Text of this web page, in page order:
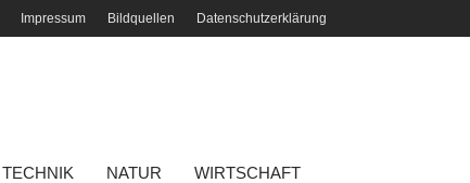
Impressum Bildquellen Datenschutzerklärung
TECHNIK NATUR WIRTSCHAFT